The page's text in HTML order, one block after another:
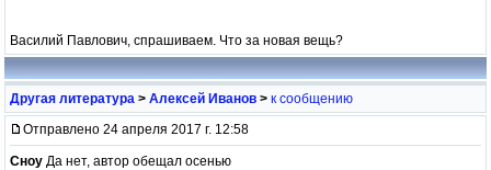
Василий Павлович, спрашиваем. Что за новая вещь?
Другая литература > Алексей Иванов > к сообщению
Отправлено 24 апреля 2017 г. 12:58
Сноу Да нет, автор обещал осенью